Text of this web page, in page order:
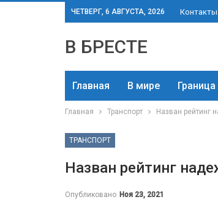
ЧЕТВЕРГ, 6 АВГУСТА, 2026 Контакты
В БРЕСТЕ
Главная В мире Граница
Главная Транспорт Назван рейтинг
ТРАНСПОРТ
Назван рейтинг
Опубликовано Ноя 23, 2021